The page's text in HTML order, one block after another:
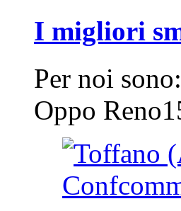
I migliori
Per noi
Oppo